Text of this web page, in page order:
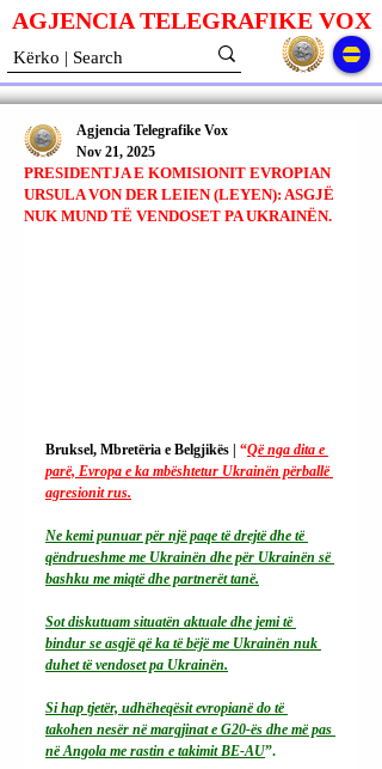
AGJENCIA TELEGRAFIKE VOX
PRESIDENTJA E KOMISIONIT EVROPIAN
URSULA VON DER LEIEN (LEYEN): ASGJË
NUK MUND TË VENDOSET PA UKRAINËN.
Agjencia Telegrafike Vox
Nov 21, 2025
Bruksel, Mbretëria e Belgjikës | “Që nga dita e
parë, Evropa e ka mbështetur Ukrainën përballë
agresionit rus.
Ne kemi punuar për një paqe të drejtë dhe të
qëndrueshme me Ukrainën dhe për Ukrainën së
bashku me miqtë dhe partnerët tanë.
Sot diskutuam situatën aktuale dhe jemi të
bindur se asgjë që ka të bëjë me Ukrainën nuk
duhet të vendoset pa Ukrainën.
Si hap tjetër, udhëheqësit evropianë do të
takohen nesër në margjinat e G20-ës dhe më pas
në Angola me rastin e takimit BE-AU”.